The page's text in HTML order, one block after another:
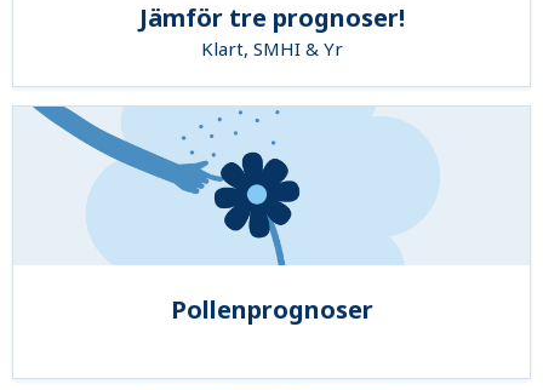
Jämför tre prognoser!
Klart, SMHI & Yr
Pollenprognoser